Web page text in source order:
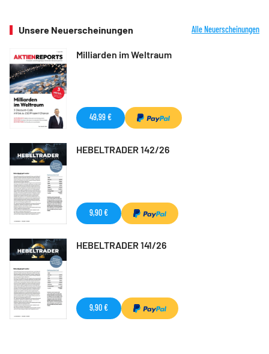
Unsere Neuerscheinungen Alle Neuerscheinungen
Milliarden im Weltraum
49,99 €
HEBELTRADER 142/26
9,90 €
HEBELTRADER 141/26
9,90 €